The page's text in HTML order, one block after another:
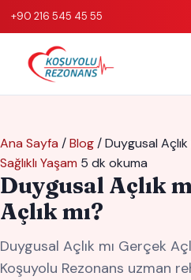
+90 216 545 45 55
Ana Sayfa /Blog/Duygusal Açlık
Sağlıklı Yaşam 5 dk okuma
Duygusal Açlık
Açlık mı?
Duygusal Açlık mı Gerçek
Koşuyolu Rezonans uzman